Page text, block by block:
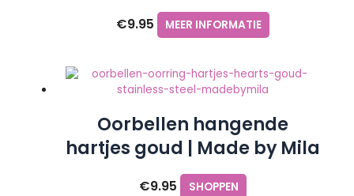
€9.95 MEER INFORMATIE
Oorbellen hangende
hartjes goud | Made by Mila
€9.95 SHOPPEN